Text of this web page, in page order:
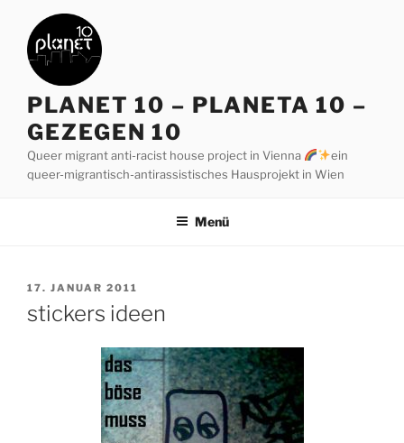
Inhalt
springen
PLANET 10 – PLANETA 10 –
GEZEGEN 10
Queer migrant anti-racist house project in Vienna
ein
queer-migrantisch-antirassistisches Hausprojekt in Wien
Menü
VERÖFFENTLICHT
AM
17. JANUAR 2011
stickers ideen